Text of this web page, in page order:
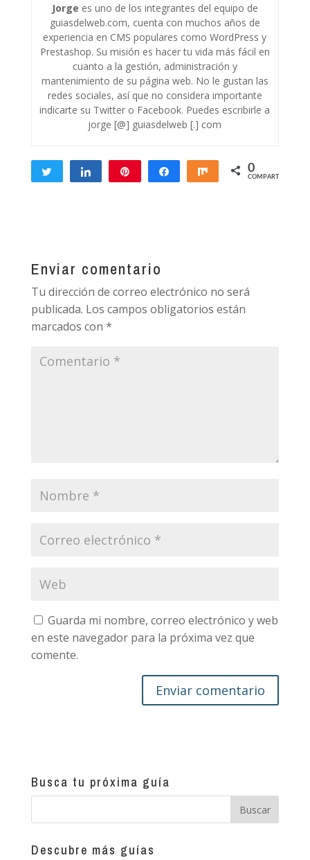
Jorge es uno de los integrantes del equipo de
guiasdelweb.com, cuenta con muchos años de
experiencia en CMS populares como WordPress y
Prestashop. Su misión es hacer tu vida más fácil en
cuanto a la gestión, administración y
mantenimiento de su página web. No le gustan las
redes sociales, así que no considera importante
indicarte su Twitter o Facebook. Puedes escribirle a
jorge [@] guiasdelweb [.] com
Twittear Compartir Compartir Compartir
0
COMPARTIR
Enviar comentario
Tu dirección de correo electrónico no será
publicada. Los campos obligatorios están
marcados con *
Guarda mi nombre, correo electrónico y web
en este navegador para la próxima vez que
comente.
Busca tu próxima guía
Descubre más guías